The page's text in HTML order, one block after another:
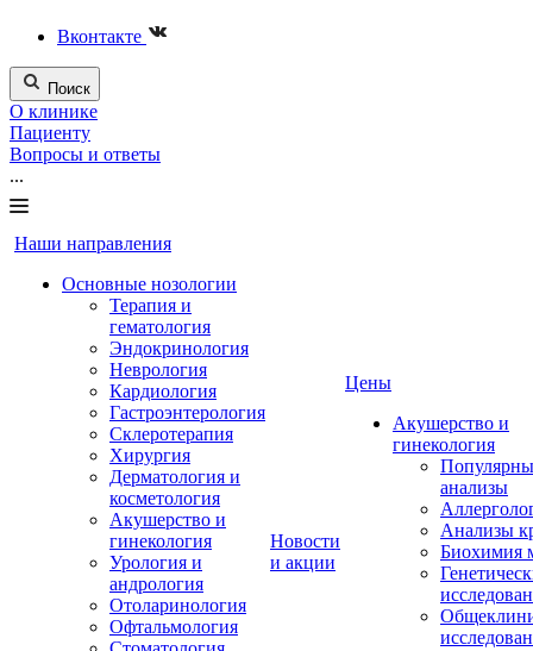
Вконтакте
Поиск
О клинике
Пациенту
Вопросы и ответы
...
Наши направления
Основные нозологии
Терапия и
гематология
Эндокринология
Неврология
Кардиология
Гастроэнтерология
Склеротерапия
Хирургия
Дерматология и
косметология
Акушерство и
гинекология
Урология и
андрология
Отоларинология
Офтальмология
Новости
и акции
Цены
Акушерство и
гинекология
анализы
Анализы
Биохимия